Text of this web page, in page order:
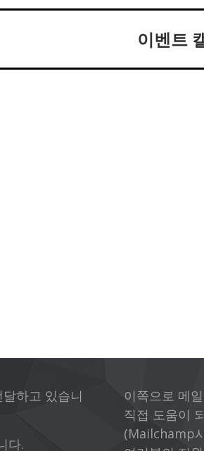
이벤트
하고 있습니
다.
이쪽으로 메
직접 도움이
(Mailchamp